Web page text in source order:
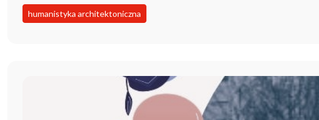
humanistyka architektoniczna